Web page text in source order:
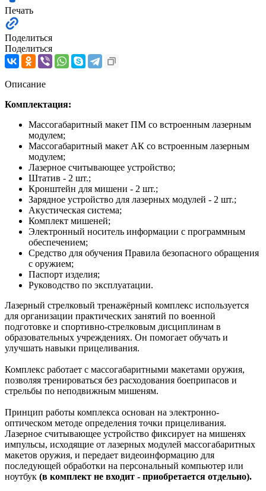
Печать
Поделиться
Поделиться
Описание
Комплектация:
Массогабаритный макет ПМ со встроенным лазерным
модулем;
Массогабаритный макет АК со встроенным лазерным
модулем;
Лазерное считывающее устройство;
Штатив - 2 шт.;
Кронштейн для мишени - 2 шт.;
Зарядное устройство для лазерных модулей - 2 шт.;
Акустическая система;
Комплект мишеней;
Электронный носитель информации с программным
обеспечением;
Средство для обучения Правила безопасного обращения
с оружием;
Паспорт изделия;
Руководство по эксплуатации.
Лазерный стрелковый тренажёрный комплекс используется
для организации практических занятий по военной
подготовке и спортивно-стрелковым дисциплинам в
образовательных учреждениях. Он помогает обучать и
улучшать навыки прицеливания.
Комплекс работает с массогабаритными макетами оружия,
позволяя тренироваться без расходования боеприпасов и
стрельбы по неподвижным мишеням.
Принцип работы комплекса основан на электронно-
оптическом методе определения точки прицеливания.
Лазерное считывающее устройство фиксирует на мишенях
импульсы, исходящие от лазерных модулей массогабаритных
макетов оружия, и передает видеоинформацию для
последующей обработки на персональный компьютер или
ноутбук (в комплект не входит - приобретается отдельно).